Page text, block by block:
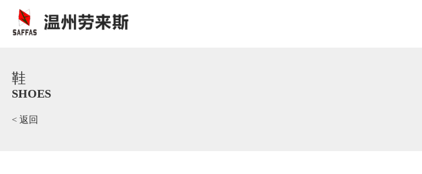
鞋
SHOES
< 返回